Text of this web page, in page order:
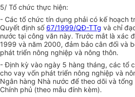
5/ Tổ chức thực hiện:
- Các tổ chức tín dụng phải có kế hoạch
Quyết định số 67/1999/QĐ-TTg và chỉ
nước tại công văn này. Trước mắt là xác
1999 và năm 2000, đảm bảo cân đối và
phát triển nông nghiệp và nông thôn.
- Định kỳ vào ngày 5 hàng tháng, các tổ
cho vay vốn phát triển nông nghiệp và
Ngân hàng Nhà nước để theo dõi và
Chính phủ (theo mẫu đính kèm).